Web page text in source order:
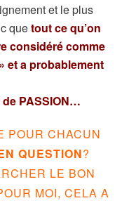
et le plus
quetout ce qu’on
considéré comme
et a probablement
de PASSION…
POUR CHACUN
QUESTION?
LE BON
MOI, CELA A